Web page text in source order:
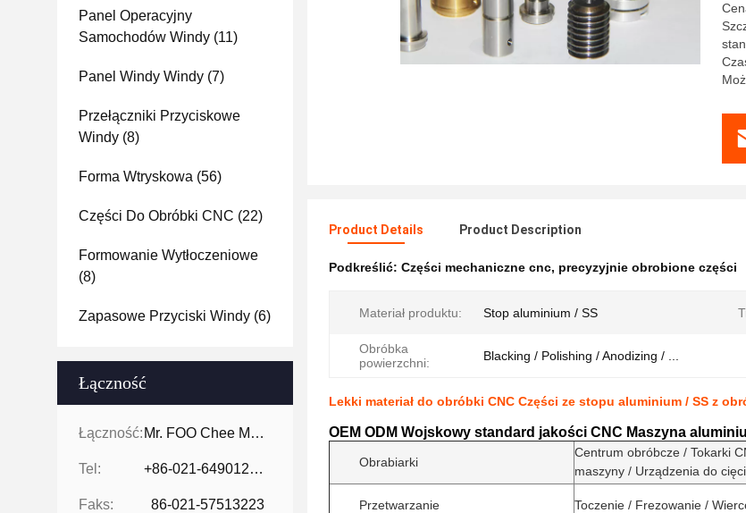
Panel Operacyjny
Samochodów Windy (11)
Panel Windy Windy (7)
Przełączniki Przyciskowe
Windy (8)
Forma Wtryskowa (56)
Części Do Obróbki CNC (22)
Formowanie Wytłoczeniowe
(8)
Zapasowe Przyciski Windy (6)
Łączność
Łączność: Mr. FOO Chee Meng
Tel: +86-021-64901255-802
Faks: 86-021-57513223
Product Details Product Description
Podkreślić: Części mechaniczne cnc, precyzyjnie obrobione części
Materiał produktu: Stop aluminium / SS
Obróbka
powierzchni:
Blacking / Polishing / Anodizing / ...
Lekki materiał do obróbki CNC Części ze stopu aluminium / SS z
OEM ODM Wojskowy standard jakości CNC Maszyna
Obrabiarki
Centrum obróbcze / Tokarki
maszyny / Urządzenia do
Przetwarzanie Toczenie / Frezowanie /